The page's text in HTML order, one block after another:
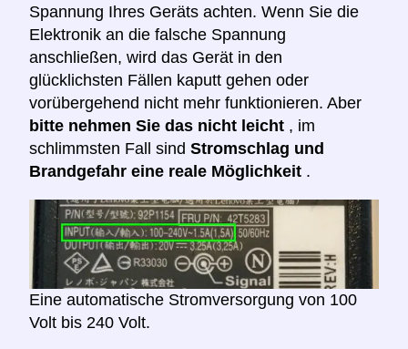
Spannung Ihres Geräts achten. Wenn Sie die
Elektronik an die falsche Spannung
anschließen, wird das Gerät in den
glücklichsten Fällen kaputt gehen oder
vorübergehend nicht mehr funktionieren. Aber
bitte nehmen Sie das nicht leicht , im
schlimmsten Fall sind Stromschlag und
Brandgefahr eine reale Möglichkeit .
Eine automatische Stromversorgung von 100
Volt bis 240 Volt.